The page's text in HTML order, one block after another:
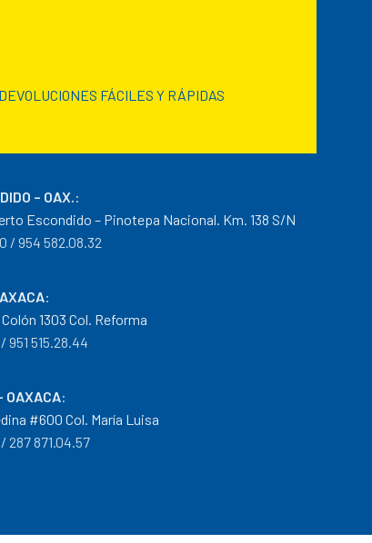
DEVOLUCIONES FÁCILES Y RÁPIDAS
– OAX. :
Escondido – Pinotepa Nacional. Km. 138 S/N
/ 954 582.08.32
:
1303 Col. Reforma
951 515.28.44
OAXACA:
#600 Col. María Luisa
/ 287 871.04.57